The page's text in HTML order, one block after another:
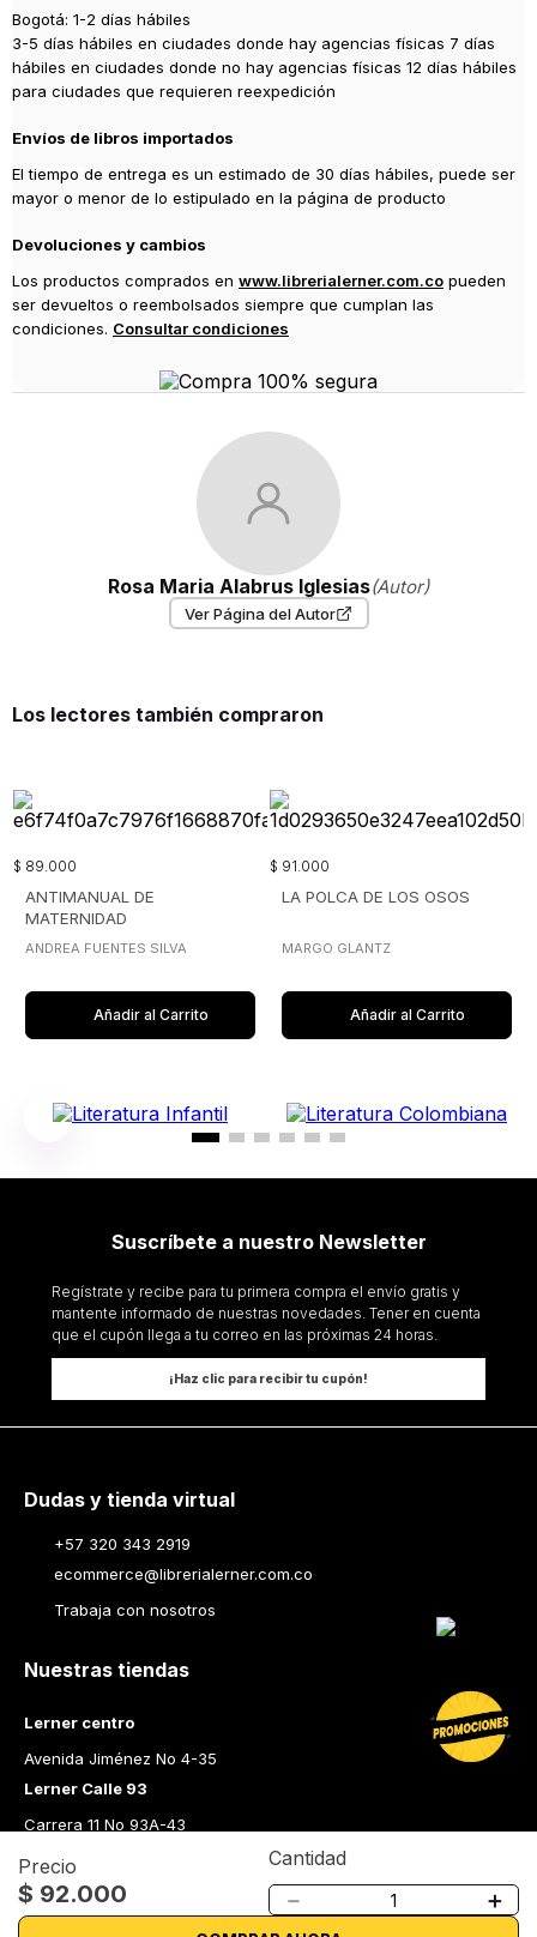
Precio
$ 92.000
Cantidad
＋
－
Bogotá: 1-2 días hábiles
3-5 días hábiles en ciudades donde hay agencias físicas 7 días
hábiles en ciudades donde no hay agencias físicas 12 días hábiles
para ciudades que requieren reexpedición
Envíos de libros importados
El tiempo de entrega es un estimado de 30 días hábiles, puede ser
mayor o menor de lo estipulado en la página de producto
Devoluciones y cambios
Los productos comprados en www.librerialerner.com.co pueden
ser devueltos o reembolsados siempre que cumplan las
condiciones. Consultar condiciones
Rosa Maria Alabrus Iglesias(Autor)
Ver Página del Autor
Los lectores también compraron
$ 89.000
ANTIMANUAL DE
MATERNIDAD
ANDREA FUENTES SILVA
Añadir al Carrito
$ 91.000
LA POLCA DE LOS OSOS
MARGO GLANTZ
Añadir al Carrito
Suscríbete a nuestro Newsletter
Regístrate y recibe para tu primera compra el envío gratis y
mantente informado de nuestras novedades. Tener en cuenta
que el cupón llega a tu correo en las próximas 24 horas.
¡Haz clic para recibir tu cupón!
Dudas y tienda virtual
+57 320 343 2919
ecommerce@librerialerner.com.co
Trabaja con nosotros
Nuestras tiendas
Lerner centro
Avenida Jiménez No 4-35
Lerner Calle 93
Carrera 11 No 93A-43
Carrera 43 A No. 05 A - 113 Local 103 Edificio One Plaza PH
Medellín Colombia